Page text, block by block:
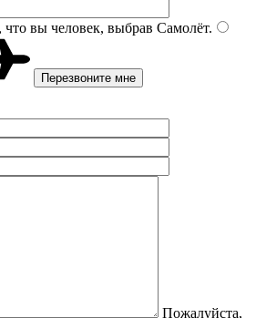
вы человек, выбрав Самолёт.
Пожалуйста,